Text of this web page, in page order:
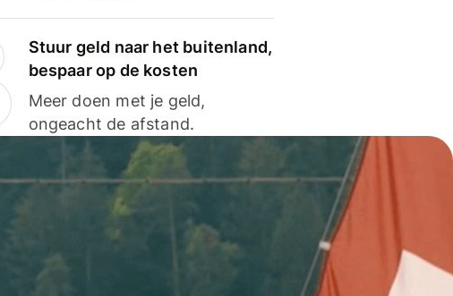
Stuur geld naar het buitenland,
bespaar op de kosten
Meer doen met je geld,
ongeacht de afstand.